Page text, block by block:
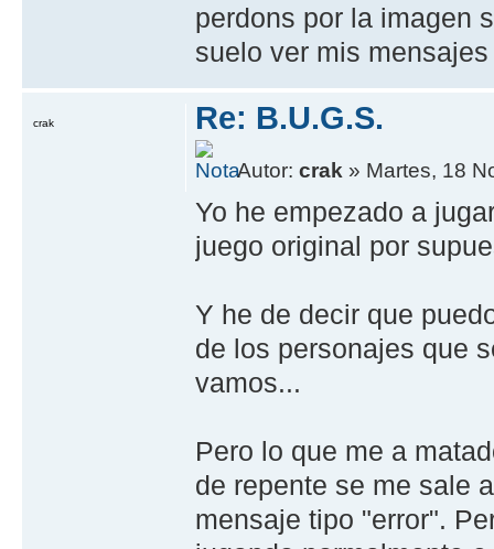
perdons por la imagen
suelo ver mis
Re: B.U.G.S.
Autor:crak » Martes, 18
Yo he empezado a
juego original por
Y he de decir que
de los personajes que
vamos...
Pero lo que me a
de repente se me sale
mensaje tipo "error".
crak